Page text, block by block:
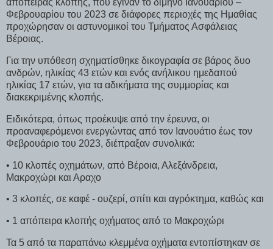
απόπειρας κλοπής, που έγιναν το δίμηνο Ιανουαρίου –
Φεβρουαρίου του 2023 σε διάφορες περιοχές της Ημαθίας
προχώρησαν οι αστυνομικοί του Τμήματος Ασφάλειας
Βέροιας.
Για την υπόθεση σχηματίσθηκε δικογραφία σε βάρος δυο
ανδρών, ηλικίας 43 ετών και ενός ανήλικου ημεδαπού
ηλικίας 17 ετών, για τα αδικήματα της συμμορίας και
διακεκριμένης κλοπής.
Ειδικότερα, όπως προέκυψε από την έρευνα, οι
προαναφερόμενοι ενεργώντας από τον Ιανουάτιο έως τον
Φεβρουάριο του 2023, διέπραξαν συνολικά:
• 10 κλοπές οχημάτων, από Βέροια, Αλεξάνδρεια,
Μακροχώρι και Αραχο
• 3 κλοπές, σε καφέ - ουζερί, σπίτι και αγρόκτημα, καθώς και
• 1 απόπειρα κλοπής οχήματος από το Μακροχώρι
Τα 5 από τα παραπάνω κλεμμένα οχήματα εντοπίστηκαν σε